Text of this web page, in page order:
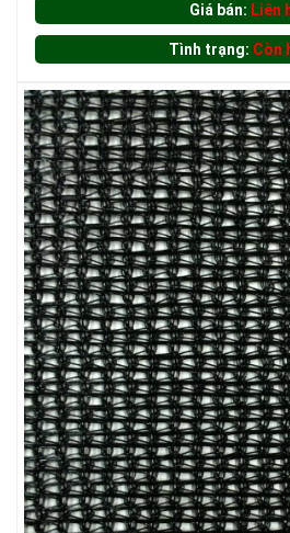
LƯỚI HÀNG RÀO
LƯỚI CHE
LƯỚI CHẮN CÔN
Giá bán: Liên
Tình trạng: Còn